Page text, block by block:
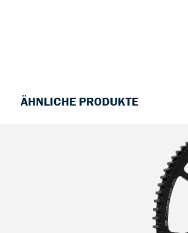
ÄHNLICHE PRODUKTE